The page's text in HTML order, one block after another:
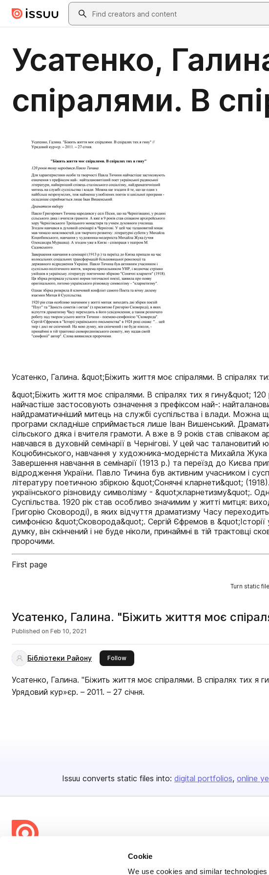
Cookie
We use cookies and similar
Skip to main contentSearch
Усатенко,
спіралями. В
Усатенко, Галина. &quot;Біжить життя моє спіралями. В спіралях
&quot;Біжить життя моє спіралями. В спіралях тих я гину&quot;
найчастіше застосовують означення з префіксом най-:
найдраматичніший митець на службі суспільства і влади. Можна
програми складніше сприймається лише Іван Вишенський.
сільського дяка і вчителя грамоти. А вже в 9 років став
навчався в духовній семінарії в Чернігові. У цей час
Коцюбинського, навчання у художника-модерніста Михайла
Завершення навчання в семінарії (1913 р.) та переїзд до Києва
відродження України. Павло Тичина був активним учасником і
літературу поетичною збіркою &quot;Сонячні кларнети&quot;
українського різновиду символізму - &quot;кларнетизму&quot;.
Суспільства. 1920 рік став особливо значимим у житті митця:
Григорію Сковороді), в яких відчуття драматизму Часу
симфонією &quot;Сковорода&quot;. Сергій Єфремов в
думку, він скінчений і не буде ніколи, принаймні в тій трактовці
пророчими.
First page
Turn static
Усатенко, Галина. "Біжить життя моє
Published on Feb 10, 2021
Бібліотеки Району Followthis publisher
Усатенко, Галина. "Біжить життя моє спіралями. В спіралях тих я
Урядовий кур»єр. – 2011. – 27 січня.
Issuu converts static files into: digital portfolios online